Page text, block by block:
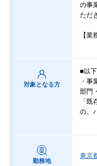
の事
ただ
【業
対象となる方
■以
・事
部門
「
の、
勤務地
東京